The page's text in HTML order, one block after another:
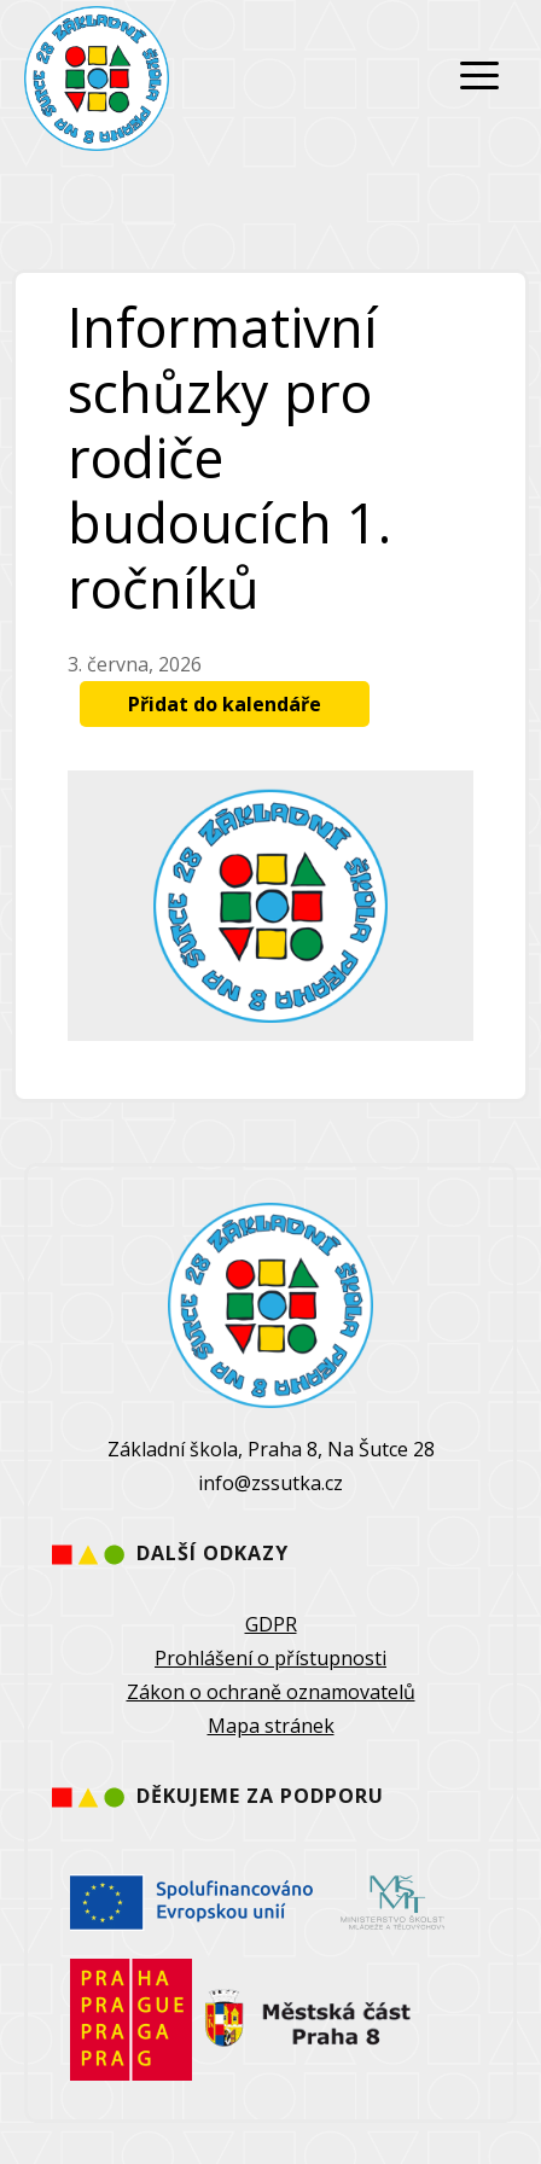
Přeskočit
obsah
Přeskočit
obsah
Informativní
schůzky pro
rodiče
budoucích 1.
ročníků
3. června, 2026
Přidat do kalendáře
Základní škola, Praha 8, Na Šutce 28
info@zssutka.cz
DALŠÍ ODKAZY
GDPR
Prohlášení o přístupnosti
Zákon o ochraně oznamovatelů
Mapa stránek
DĚKUJEME ZA PODPORU